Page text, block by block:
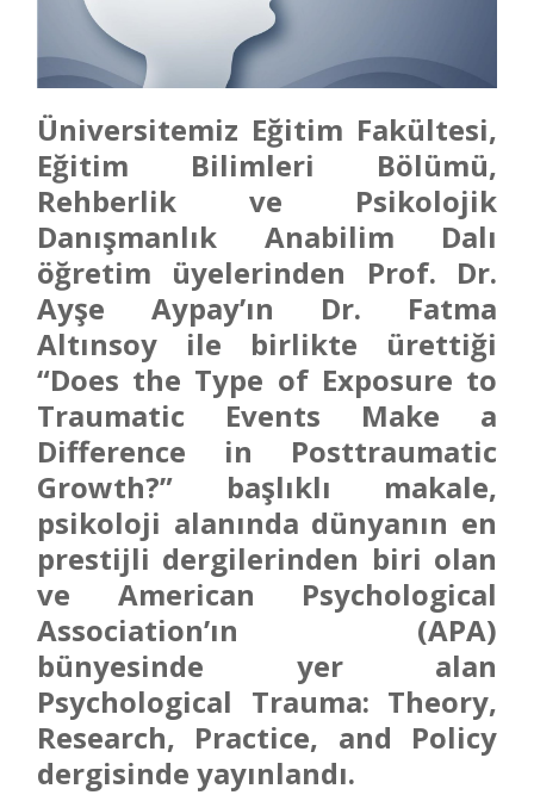
Üniversitemiz Eğitim Fakültesi,
Eğitim Bilimleri Bölümü,
Rehberlik ve Psikolojik
Danışmanlık Anabilim Dalı
öğretim üyelerinden Prof. Dr.
Ayşe Aypay’ın Dr. Fatma
Altınsoy ile birlikte ürettiği
“Does the Type of Exposure to
Traumatic Events Make a
Difference in Posttraumatic
Growth?” başlıklı makale,
psikoloji alanında dünyanın en
prestijli dergilerinden biri olan
ve American Psychological
Association’ın (APA)
bünyesinde yer alan
Psychological Trauma: Theory,
Research, Practice, and Policy
dergisinde yayınlandı.